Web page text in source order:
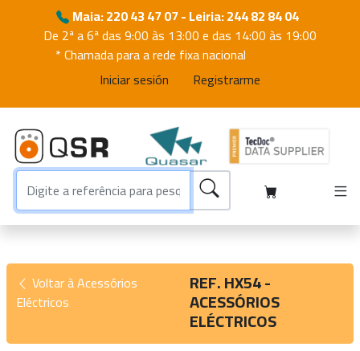
Maia: 220 43 47 07 - Leiria: 244 82 84 04
De 2ª a 6ª das 9:00 às 13:00 e das 14:00 às 19:00
* Chamada para a rede fixa nacional
Iniciar sesión
Registrarme
Voltar à Acessórios
Eléctricos
REF. HX54 -
ACESSÓRIOS
ELÉCTRICOS